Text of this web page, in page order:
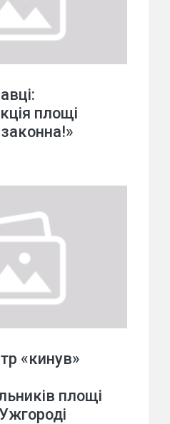
площі
«кинув»
площі